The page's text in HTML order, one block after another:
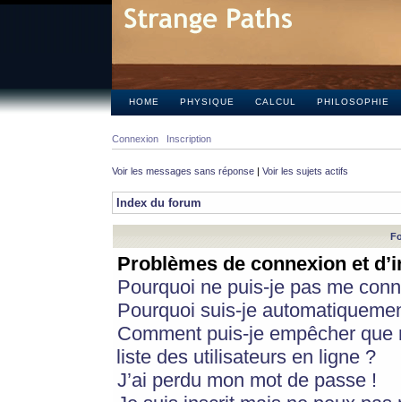
HOME PHYSIQUE CALCUL PHILOSOPHIE
Connexion Inscription
Voir les messages sans réponse | Voir les sujets actifs
Index du forum
Problèmes de connexion et
Pourquoi ne puis-je pas me
Pourquoi suis-je
Comment puis-je empêcher
liste des utilisateurs en ligne ?
J’ai perdu mon mot de passe !